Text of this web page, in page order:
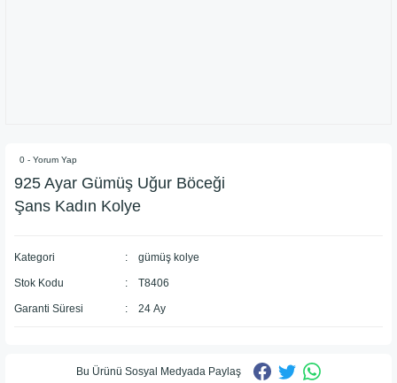
0 - Yorum Yap
925 Ayar Gümüş Uğur Böceği
Şans Kadın Kolye
Kategori gümüş kolye
Stok Kodu T8406
Garanti Süresi 24 Ay
Bu Ürünü Sosyal Medyada Paylaş